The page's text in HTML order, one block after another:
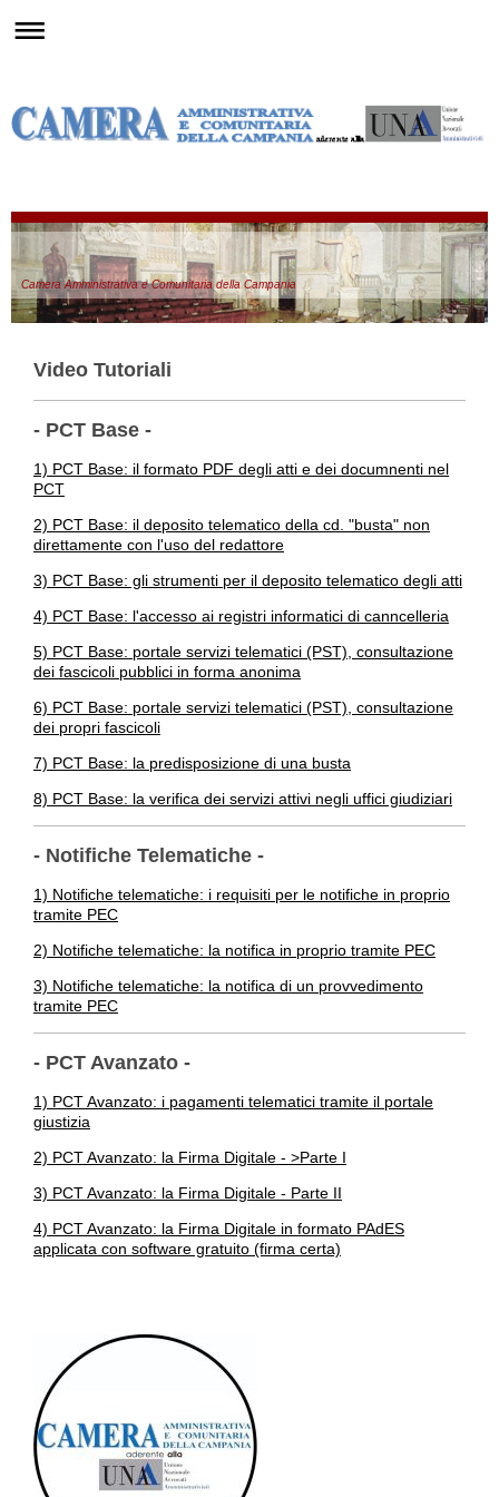
Camera Amministrativa e Comunitaria della Campania
Video Tutoriali
- PCT Base -
1) PCT Base: il formato PDF degli atti e dei documnenti nel
PCT
2) PCT Base: il deposito telematico della cd. "busta" non
direttamente con l'uso del redattore
3) PCT Base: gli strumenti per il deposito telematico degli atti
4) PCT Base: l'accesso ai registri informatici di canncelleria
5) PCT Base: portale servizi telematici (PST), consultazione
dei fascicoli pubblici in forma anonima
6) PCT Base: portale servizi telematici (PST), consultazione
dei propri fascicoli
7) PCT Base: la predisposizione di una busta
8) PCT Base: la verifica dei servizi attivi negli uffici giudiziari
- Notifiche Telematiche -
1) Notifiche telematiche: i requisiti per le notifiche in proprio
tramite PEC
2) Notifiche telematiche: la notifica in proprio tramite PEC
3) Notifiche telematiche: la notifica di un provvedimento
tramite PEC
- PCT Avanzato -
1) PCT Avanzato: i pagamenti telematici tramite il portale
giustizia
2) PCT Avanzato: la Firma Digitale - >Parte I
3) PCT Avanzato: la Firma Digitale - Parte II
4) PCT Avanzato: la Firma Digitale in formato PAdES
applicata con software gratuito (firma certa)